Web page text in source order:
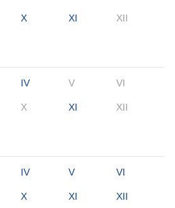
X XI XII
IV V VI
X XI XII
IV V VI
X XI XII